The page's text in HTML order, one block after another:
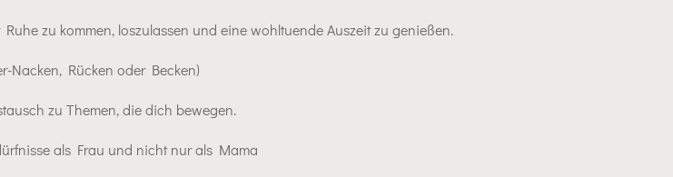
zu kommen, loszulassen und eine wohltuende Auszeit zu genießen.
Nacken, Rücken oder Becken)
zu Themen, die dich bewegen.
als Frau und nicht nur als Mama